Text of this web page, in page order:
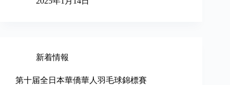
新着情報
第十届全日本華僑華人羽毛球錦標賽